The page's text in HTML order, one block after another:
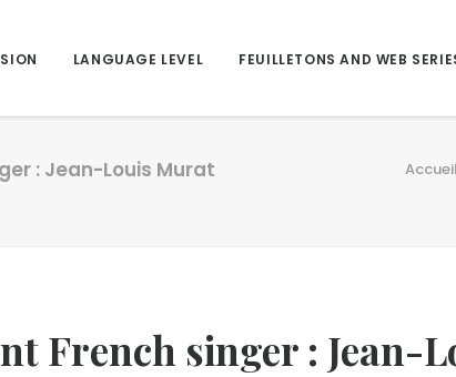
LANGUAGE LEVEL FEUILLETONS AND WEB
: Jean-Louis Murat Accueil
French singer : Jean-